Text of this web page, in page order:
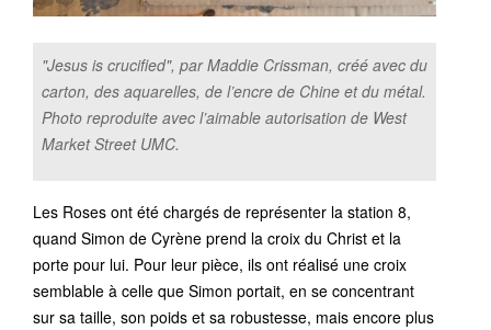
"Jesus is crucified", par Maddie Crissman, créé avec du
carton, des aquarelles, de l’encre de Chine et du métal.
Photo reproduite avec l’aimable autorisation de West
Market Street UMC.
Les Roses ont été chargés de représenter la station 8,
quand Simon de Cyrène prend la croix du Christ et la
porte pour lui. Pour leur pièce, ils ont réalisé une croix
semblable à celle que Simon portait, en se concentrant
sur sa taille, son poids et sa robustesse, mais encore plus